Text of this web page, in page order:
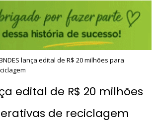
lança edital de R$ 20 milhões para
edital de R$ 20 milhões
de reciclagem